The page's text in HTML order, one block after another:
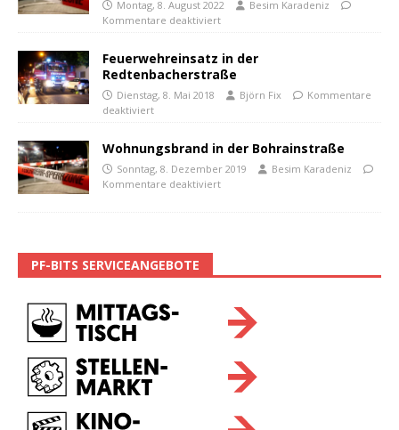
Montag, 8. August 2022
Besim Karadeniz
Kommentare deaktiviert
Feuerwehreinsatz in der
Redtenbacherstraße
Dienstag, 8. Mai 2018 Björn Fix
Kommentare
deaktiviert
Wohnungsbrand in der Bohrainstraße
Sonntag, 8. Dezember 2019
Besim Karadeniz
Kommentare deaktiviert
PF-BITS SERVICEANGEBOTE